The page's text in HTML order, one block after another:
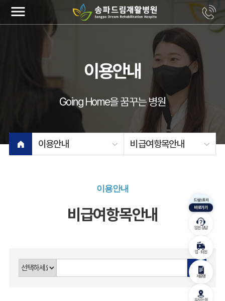
드림스토리
바로가기
입원 상담
입 · 퇴원
제증명
오시는 길
menu
이용안내
Going Home을 꿈꾸는 병원
이용안내 비급여항목안내
이용안내
비급여항목안내
검색